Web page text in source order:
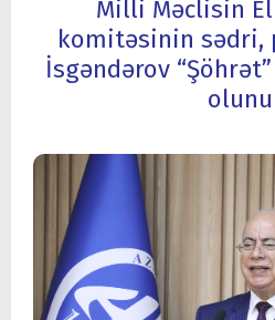
Milli Məclisin
komitəsinin sədri,
İsgəndərov